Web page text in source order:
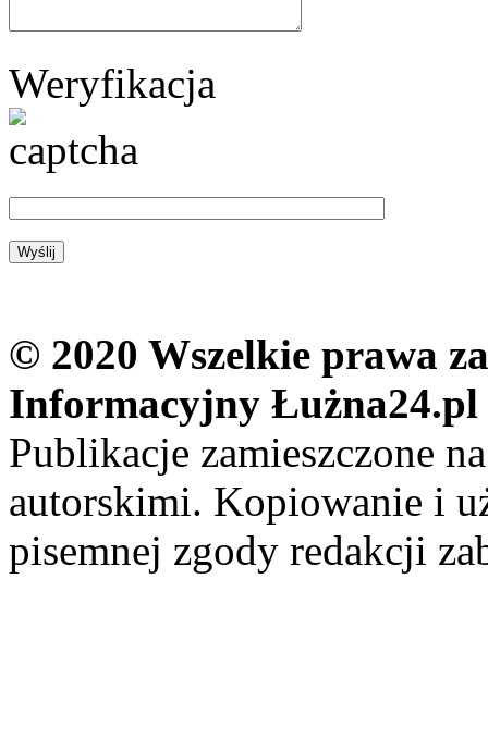
Weryfikacja
© 2020 Wszelkie prawa
Informacyjny Łużna24.pl
Publikacje zamieszczone
autorskimi. Kopiowanie i
pisemnej zgody redakcji